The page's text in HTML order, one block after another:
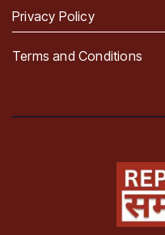
Privacy Policy
Terms and Conditions